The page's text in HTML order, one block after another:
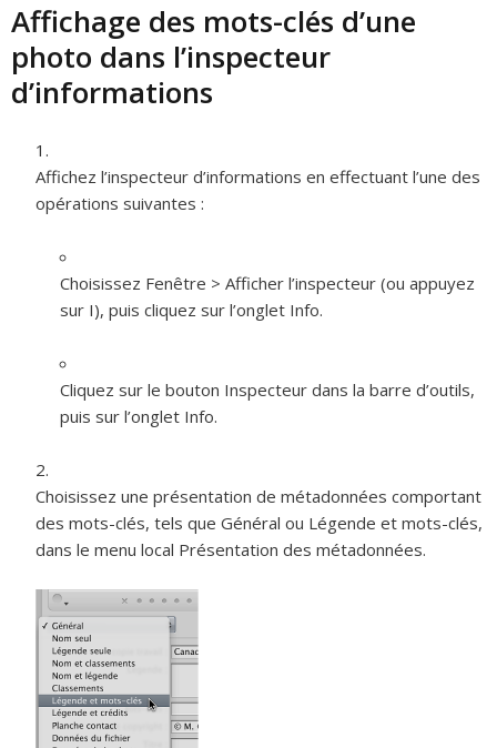
Affichage des mots-clés d’une
photo dans l’inspecteur
d’informations
Affichez l’inspecteur d’informations en effectuant l’une des
opérations suivantes :
Choisissez Fenêtre > Afficher l’inspecteur (ou appuyez
sur I), puis cliquez sur l’onglet Info.
Cliquez sur le bouton Inspecteur dans la barre d’outils,
puis sur l’onglet Info.
Choisissez une présentation de métadonnées comportant
des mots-clés, tels que Général ou Légende et mots-clés,
dans le menu local Présentation des métadonnées.